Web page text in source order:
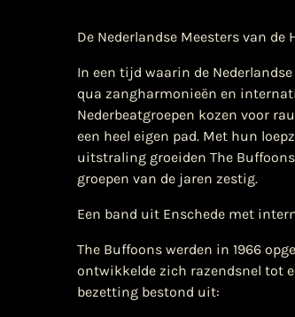
De Nederlandse Meesters van de
In een tijd waarin de
qua zangharmonieën en
Nederbeatgroepen kozen voor
een heel eigen pad. Met hun
uitstraling groeiden The
groepen van de jaren zestig.
Een band uit Enschede met
The Buffoons werden in 1966
ontwikkelde zich razendsnel tot
bezetting bestond uit: